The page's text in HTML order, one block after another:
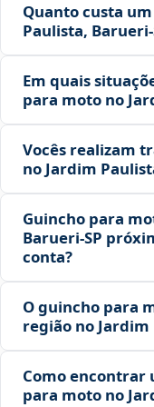
Quanto custa
Paulista,
Em quais
para moto no
Vocês realizam
no Jardim
Guincho para
Barueri‑SP
conta?
O guincho para
região no Jardim
Como encontrar
para moto no